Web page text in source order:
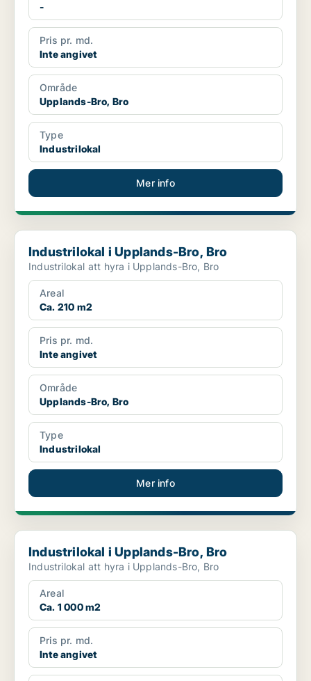
-
Pris pr. md.
Inte angivet
Område
Upplands-Bro, Bro
Type
Industrilokal
Mer info
Industrilokal i Upplands-Bro, Bro
Industrilokal i Upplands-Bro, Bro
Industrilokal att hyra i Upplands-Bro, Bro
Areal
Ca. 210 m2
Pris pr. md.
Inte angivet
Område
Upplands-Bro, Bro
Type
Industrilokal
Mer info
Industrilokal i Upplands-Bro, Bro
Industrilokal i Upplands-Bro, Bro
Industrilokal att hyra i Upplands-Bro, Bro
Areal
Ca. 1 000 m2
Pris pr. md.
Inte angivet